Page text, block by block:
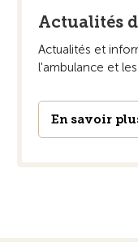
Actualités
Actualités et
l'ambulance et
En savoir